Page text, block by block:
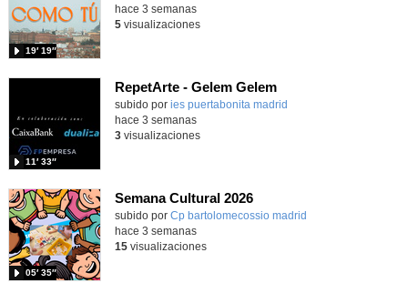
19′ 19″
hace 3 semanas
5visualizaciones
RepetArte - Gelem Gelem
subido por ies puertabonita madrid
11′ 33″
hace 3 semanas
3visualizaciones
Semana Cultural 2026
Contenido educativo.
subido por Cp bartolomecossio madrid
05′ 35″
hace 3 semanas
15visualizaciones